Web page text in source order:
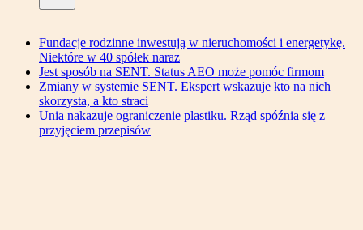
Fundacje rodzinne inwestują w nieruchomości i energetykę.
Niektóre w 40 spółek naraz
Jest sposób na SENT. Status AEO może pomóc firmom
Zmiany w systemie SENT. Ekspert wskazuje kto na nich
skorzysta, a kto straci
Unia nakazuje ograniczenie plastiku. Rząd spóźnia się z
przyjęciem przepisów